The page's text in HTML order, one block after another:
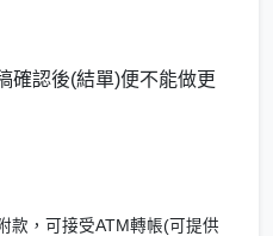
確認後(結單)便不能做更
款，可接受ATM轉帳(可提供